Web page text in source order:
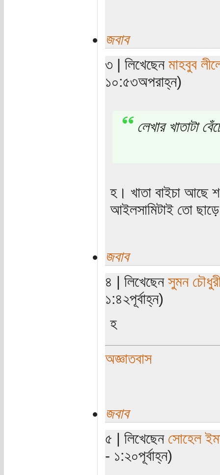
জবাব
৩ | লিখেছেন মাহবুব
১০:৫৩অপরাহ্ন)
লেখার খাতাটা
হ। খাতা বাইচা আছে
আইলসামিটাই তো ছাড়ে
জবাব
৪ | লিখেছেন সুমন
১:৪২পূর্বাহ্ন)
হ
অজ্ঞাতবাস
জবাব
৫ | লিখেছেন সোহেল
- ১:২০পূর্বাহ্ন)